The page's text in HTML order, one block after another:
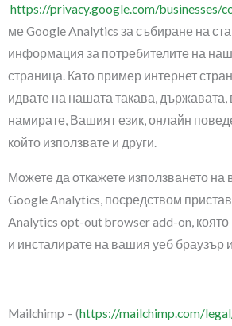
https://privacy.google.com/businesses/
ме Google Analytics за събиране на
информация за потребителите на
страница. Като пример интернет
идвате на нашата такава, държавата,
намирате, Вашият език, онлайн
който използвате и други.
Можете да откажете използването на
Google Analytics, посредством
Analytics opt-out browser add-on, която
и инсталирате на вашия уеб браузър
Mailchimp – (https://mailchimp.com/